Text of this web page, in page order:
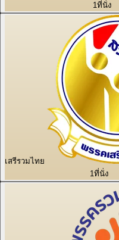
1ที่นั่ง
เสรีรวมไทย
1ที่นั่ง